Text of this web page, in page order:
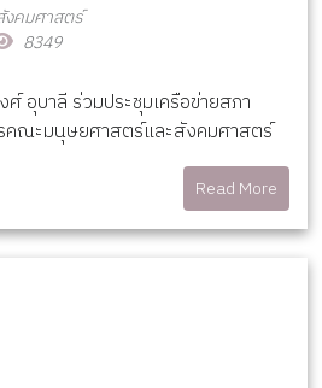
คมศาสตร์
8349
อุบาลี ร่วมประชุมเครือข่ายสภา
ณะมนุษยศาสตร์และสังคมศาสตร์
Read More